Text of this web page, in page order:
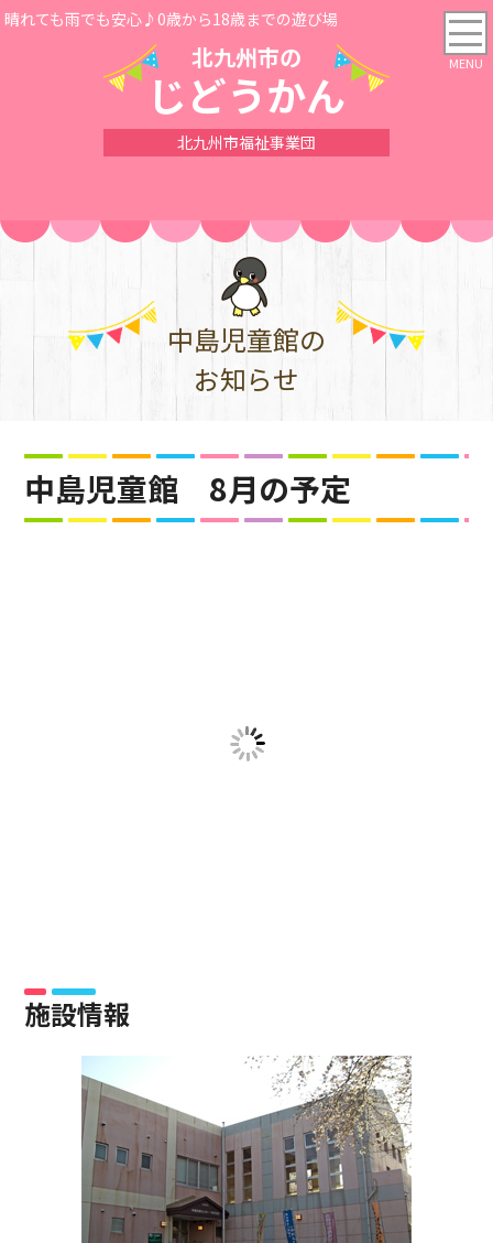
晴れても雨でも安心♪0歳から18歳までの遊び場
北九州市の
じどうかん
北九州市福祉事業団
中島児童館の
お知らせ
中島児童館 8月の予定
施設情報